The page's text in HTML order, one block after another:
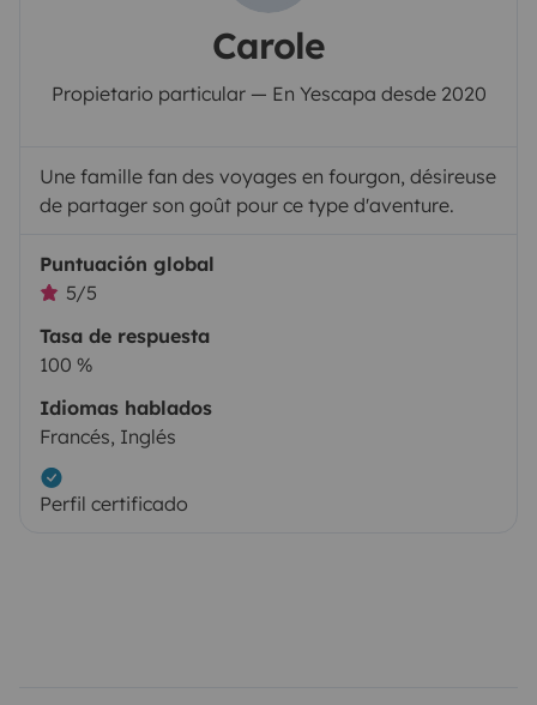
Carole
Propietario particular — En Yescapa desde 2020
Une famille fan des voyages en fourgon, désireuse
de partager son goût pour ce type d'aventure.
Puntuación global
5/5
Tasa de respuesta
100 %
Idiomas hablados
Francés, Inglés
Perfil certificado